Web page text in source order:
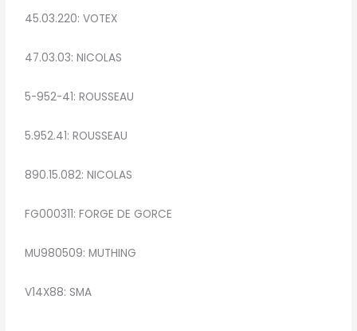
45.03.220: VOTEX
47.03.03: NICOLAS
5-952-41: ROUSSEAU
5.952.41: ROUSSEAU
890.15.082: NICOLAS
FG000311: FORGE DE GORCE
MU980509: MUTHING
V14X88: SMA